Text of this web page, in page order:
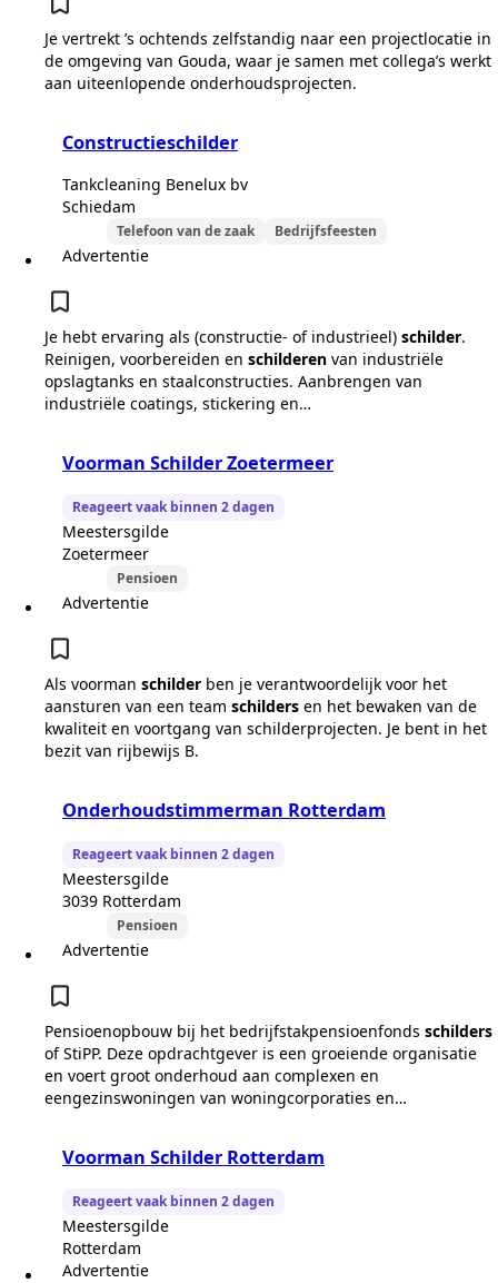
Je vertrekt ’s ochtends zelfstandig naar een projectlocatie in
de omgeving van Gouda, waar je samen met collega’s werkt
aan uiteenlopende onderhoudsprojecten.
Constructieschilder
Tankcleaning Benelux bv
Schiedam
Telefoon van de zaak Bedrijfsfeesten
Advertentie
Je hebt ervaring als (constructie- of industrieel) schilder.
Reinigen, voorbereiden en schilderen van industriële
opslagtanks en staalconstructies. Aanbrengen van
industriële coatings, stickering en…
Voorman Schilder Zoetermeer
Reageert vaak binnen 2 dagen
Meestersgilde
Zoetermeer
Pensioen
Advertentie
Als voorman schilder ben je verantwoordelijk voor het
aansturen van een team schilders en het bewaken van de
kwaliteit en voortgang van schilderprojecten. Je bent in het
bezit van rijbewijs B.
Onderhoudstimmerman Rotterdam
Reageert vaak binnen 2 dagen
Meestersgilde
3039 Rotterdam
Pensioen
Advertentie
Pensioenopbouw bij het bedrijfstakpensioenfonds schilders
of StiPP. Deze opdrachtgever is een groeiende organisatie
en voert groot onderhoud aan complexen en
eengezinswoningen van woningcorporaties en…
Voorman Schilder Rotterdam
Reageert vaak binnen 2 dagen
Meestersgilde
Rotterdam
Advertentie